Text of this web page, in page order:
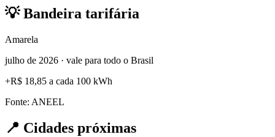
💡Bandeira tarifária
Amarela
julho de 2026 · vale para todo o Brasil
+R$ 18,85 a cada 100 kWh
Fonte: ANEEL
📍 Cidades próximas